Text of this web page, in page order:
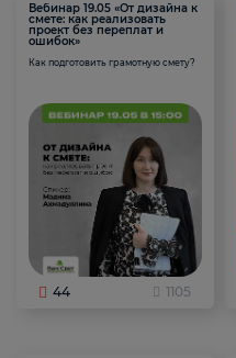
Вебинар 19.05 «От дизайна к
смете: как реализовать
проект без переплат и
ошибок»
Как подготовить грамотную смету?
44 1105